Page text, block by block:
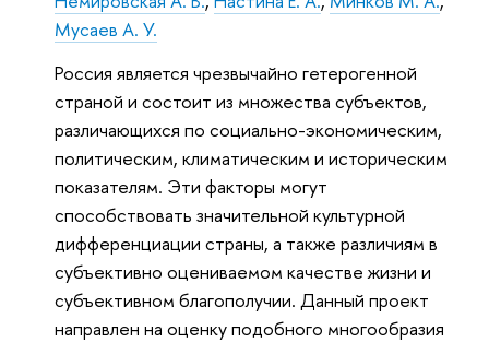
Мусаев А. У.
Россия является чрезвычайно гетерогенной
страной и состоит из множества субъектов,
различающихся по социально-экономическим,
политическим, климатическим и историческим
показателям. Эти факторы могут
способствовать значительной культурной
дифференциации страны, а также различиям в
субъективно оцениваемом качестве жизни и
субъективном благополучии. Данный проект
направлен на оценку подобного многообразия